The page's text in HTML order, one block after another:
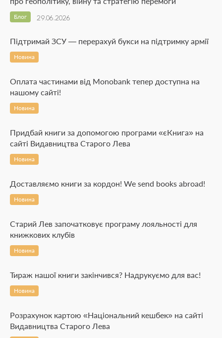
29.06.2026
Блог
Підтримай ЗСУ — перерахуй букси на підтримку армії
Новина
Оплата частинами від Monobank тепер доступна на
нашому сайті!
Новина
Придбай книги за допомогою програми «єКнига» на
сайті Видавництва Старого Лева
Новина
Доставляємо книги за кордон! We send books abroad!
Новина
Старий Лев започатковує програму лояльності для
книжкових клубів
Новина
Тираж нашої книги закінчився? Надрукуємо для вас!
Новина
Розрахунок картою «Національний кешбек» на сайті
Видавництва Старого Лева